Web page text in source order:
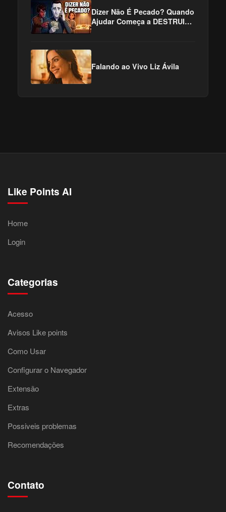
Dizer Não É Pecado? Quando
Ajudar Começa a DESTRUIR |
Falando ao Vivo Liz Ávila
Like Points AI
Home
Login
Categorias
Acesso
Avisos Like points
Como Usar
Configurar o Navegador
Extensão
Extras
Possiveis problemas
Recomendações
Contato